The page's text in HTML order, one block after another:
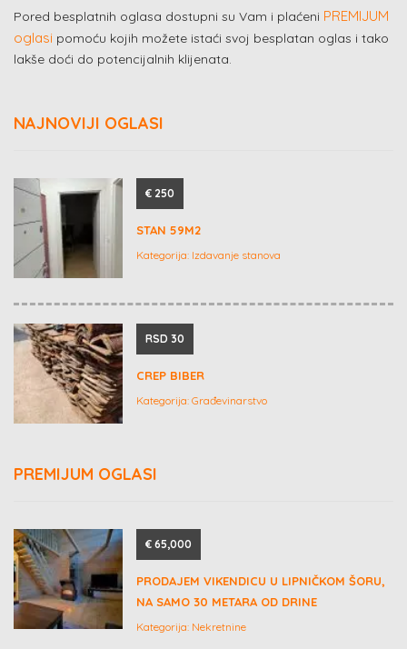
Pored besplatnih oglasa dostupni su Vam i plaćeni PREMIJUM
oglasi pomoću kojih možete istaći svoj besplatan oglas i tako
lakše doći do potencijalnih klijenata.
NAJNOVIJI OGLASI
€ 250
STAN 59M2
Kategorija: Izdavanje stanova
RSD 30
CREP BIBER
Kategorija: Građevinarstvo
PREMIJUM OGLASI
€ 65,000
PRODAJEM VIKENDICU U LIPNIČKOM ŠORU,
NA SAMO 30 METARA OD DRINE
Kategorija: Nekretnine